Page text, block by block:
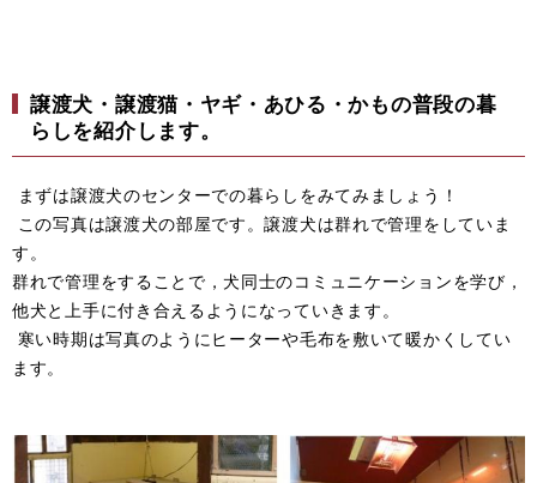
譲渡犬・譲渡猫・ヤギ・あひる・かもの普段の暮
らしを紹介します。
まずは譲渡犬のセンターでの暮らしをみてみましょう！
この写真は譲渡犬の部屋です。譲渡犬は群れで管理をしていま
す。
群れで管理をすることで，犬同士のコミュニケーションを学び，
他犬と上手に付き合えるようになっていきます。
寒い時期は写真のようにヒーターや毛布を敷いて暖かくしてい
ます。